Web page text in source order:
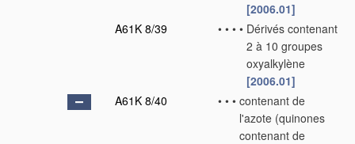
[2006.01]
A61K 8/39
• • • • Dérivés contenant
2 à 10 groupes
oxyalkylène
[2006.01]
A61K 8/40
• • • contenant de
l'azote (quinones
contenant de